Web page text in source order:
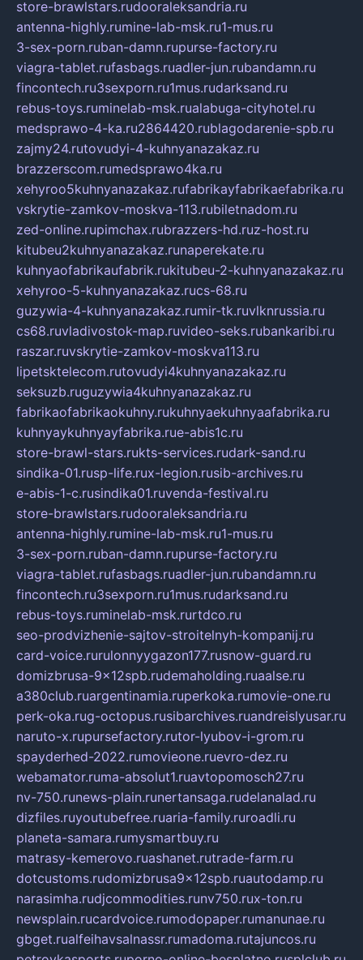
store-brawlstars.rudooraleksandria.ru
antenna-highly.rumine-lab-msk.ru1-mus.ru
3-sex-porn.ruban-damn.rupurse-factory.ru
viagra-tablet.rufasbags.ruadler-jun.rubandamn.ru
fincontech.ru3sexporn.ru1mus.rudarksand.ru
rebus-toys.ruminelab-msk.rualabuga-cityhotel.ru
medsprawo-4-ka.ru2864420.rublagodarenie-spb.ru
zajmy24.rutovudyi-4-kuhnyanazakaz.ru
brazzerscom.rumedsprawo4ka.ru
xehyroo5kuhnyanazakaz.rufabrikayfabrikaefabrika.ru
vskrytie-zamkov-moskva-113.rubiletnadom.ru
zed-online.rupimchax.rubrazzers-hd.ruz-host.ru
kitubeu2kuhnyanazakaz.runaperekate.ru
kuhnyaofabrikaufabrik.rukitubeu-2-kuhnyanazakaz.ru
xehyroo-5-kuhnyanazakaz.rucs-68.ru
guzywia-4-kuhnyanazakaz.rumir-tk.ruvlknrussia.ru
cs68.ruvladivostok-map.ruvideo-seks.rubankaribi.ru
raszar.ruvskrytie-zamkov-moskva113.ru
lipetsktelecom.rutovudyi4kuhnyanazakaz.ru
seksuzb.ruguzywia4kuhnyanazakaz.ru
fabrikaofabrikaokuhny.rukuhnyaekuhnyaafabrika.ru
kuhnyaykuhnyayfabrika.rue-abis1c.ru
store-brawl-stars.rukts-services.rudark-sand.ru
sindika-01.rusp-life.rux-legion.rusib-archives.ru
e-abis-1-c.rusindika01.ruvenda-festival.ru
store-brawlstars.rudooraleksandria.ru
antenna-highly.rumine-lab-msk.ru1-mus.ru
3-sex-porn.ruban-damn.rupurse-factory.ru
viagra-tablet.rufasbags.ruadler-jun.rubandamn.ru
fincontech.ru3sexporn.ru1mus.rudarksand.ru
rebus-toys.ruminelab-msk.rurtdco.ru
seo-prodvizhenie-sajtov-stroitelnyh-kompanij.ru
card-voice.rurulonnyygazon177.rusnow-guard.ru
domizbrusa-9x12spb.rudemaholding.ruaalse.ru
a380club.ruargentinamia.ruperkoka.rumovie-one.ru
perk-oka.rug-octopus.rusibarchives.ruandreislyusar.ru
naruto-x.rupursefactory.rutor-lyubov-i-grom.ru
spayderhed-2022.rumovieone.ruevro-dez.ru
webamator.ruma-absolut1.ruavtopomosch27.ru
nv-750.runews-plain.runertansaga.rudelanalad.ru
dizfiles.ruyoutubefree.ruaria-family.ruroadli.ru
planeta-samara.rumysmartbuy.ru
matrasy-kemerovo.ruashanet.rutrade-farm.ru
dotcustoms.rudomizbrusa9x12spb.ruautodamp.ru
narasimha.rudjcommodities.runv750.rux-ton.ru
newsplain.rucardvoice.rumodopaper.rumanunae.ru
gbget.rualfeihavsalnassr.rumadoma.rutajuncos.ru